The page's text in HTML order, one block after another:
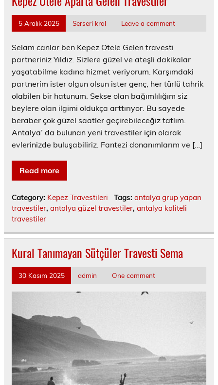
5 Aralık 2025 Serseri kral Leave a comment
Selam canlar ben Kepez Otele Gelen travesti
partneriniz Yıldız. Sizlere güzel ve ateşli dakikalar
yaşatabilme kadına hizmet veriyorum. Karşımdaki
partnerim ister olgun olsun ister genç, her türlü tahrik
olabilen bir hatunum. Sekse olan bağımlılığım siz
beylere olan ilgimi oldukça arttırıyor. Bu sayede
beraber çok güzel saatler geçirebileceğiz tatlım.
Antalya’ da bulunan yeni travestiler için olarak
evlerinizde buluşabiliriz. Fantezi donanımlarım ve […]
Read more
Category: Kepez Travestileri Tags: antalya grup yapan
travestiler, antalya güzel travestiler, antalya kaliteli
travestiler
Kural Tanımayan Sütçüler Travesti Sema
30 Kasım 2025 admin One comment